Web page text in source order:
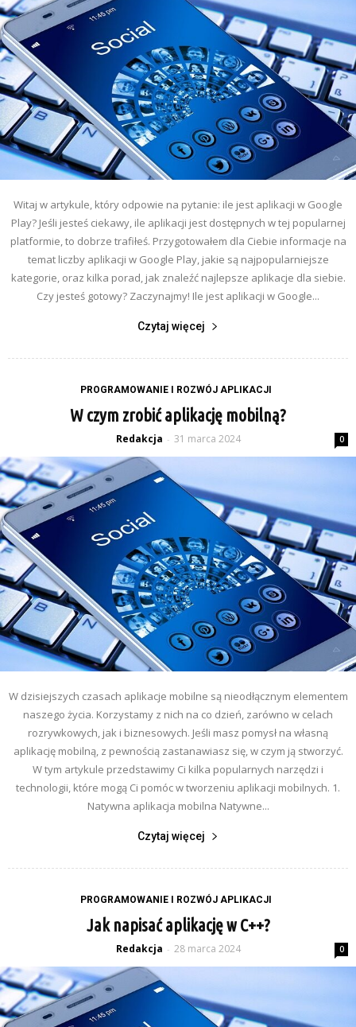
Witaj w artykule, który odpowie na pytanie: ile jest aplikacji w Google
Play? Jeśli jesteś ciekawy, ile aplikacji jest dostępnych w tej popularnej
platformie, to dobrze trafiłeś. Przygotowałem dla Ciebie informacje na
temat liczby aplikacji w Google Play, jakie są najpopularniejsze
kategorie, oraz kilka porad, jak znaleźć najlepsze aplikacje dla siebie.
Czy jesteś gotowy? Zaczynajmy! Ile jest aplikacji w Google...
Czytaj więcej
PROGRAMOWANIE I ROZWÓJ APLIKACJI
W czym zrobić aplikację mobilną?
Redakcja - 31 marca 2024 0
W dzisiejszych czasach aplikacje mobilne są nieodłącznym elementem
naszego życia. Korzystamy z nich na co dzień, zarówno w celach
rozrywkowych, jak i biznesowych. Jeśli masz pomysł na własną
aplikację mobilną, z pewnością zastanawiasz się, w czym ją stworzyć.
W tym artykule przedstawimy Ci kilka popularnych narzędzi i
technologii, które mogą Ci pomóc w tworzeniu aplikacji mobilnych. 1.
Natywna aplikacja mobilna Natywne...
Czytaj więcej
PROGRAMOWANIE I ROZWÓJ APLIKACJI
Jak napisać aplikację w C++?
Redakcja - 28 marca 2024 0